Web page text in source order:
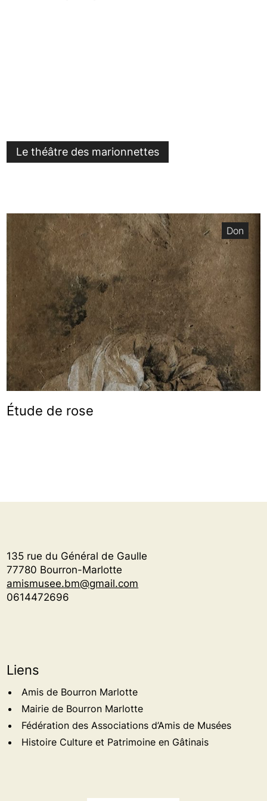
Le théâtre des marionnettes
Don
Étude de rose
135 rue du Général de Gaulle
77780 Bourron-Marlotte
amismusee.bm@gmail.com
0614472696
Liens
Amis de Bourron Marlotte
Mairie de Bourron Marlotte
Fédération des Associations d’Amis de Musées
Histoire Culture et Patrimoine en Gâtinais